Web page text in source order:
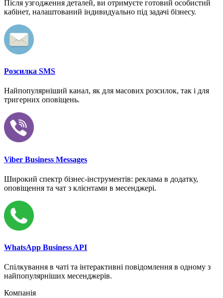
Після узгодження деталей, ви отримуєте готовий особистий
кабінет, налаштований індивидуально під задачі бізнесу.
Розсилка SMS
Найпопулярніший канал, як для масових розсилок, так і для
тригерних оповіщень.
Viber Business Messages
Широкий спектр бізнес-інструментів: реклама в додатку,
оповіщення та чат з клієнтами в месенджері.
WhatsApp Business API
Спілкування в чаті та інтерактивні повідомлення в одному з
найпопулярніших месенджерів.
Компанія